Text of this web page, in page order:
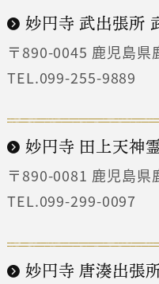
妙円寺 武出張所
〒890-0045 鹿児島県
TEL.099-255-9889
妙円寺 田上天神
〒890-0081 鹿児島県
TEL.099-299-0097
妙円寺 唐湊出張